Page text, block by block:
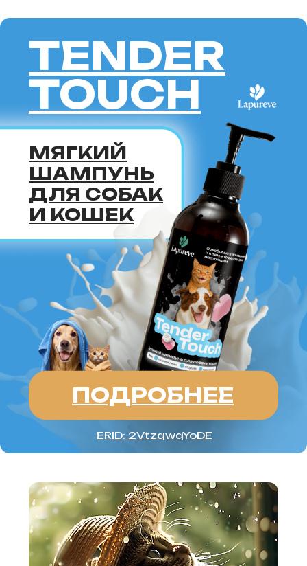
Знаки зодиака
Стартовый набор для собаки
Прививки для кошек
Каталог
Здоровье
Диагностика
Поведение
Разведение
Выбор питомца
Советы
Профессионалам
Спонсорство и реклама
Продвижение клиник
Грумминг-салоны
Персональная страница
ветеринарного врача
Персональная страница питомника
О нас
Стать соавтором или экспертом
Продвижение клиники
История на лапках
Юридическая информация
rus2project@gmail.com
+7 (920) 028-22-48
Создание, поддержка
и продвижение сайтов